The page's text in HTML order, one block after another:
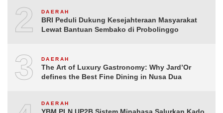
2 DAERAH
BRI Peduli Dukung Kesejahteraan Masyarakat
Lewat Bantuan Sembako di Probolinggo
3 DAERAH
The Art of Luxury Gastronomy: Why Jard’Or
defines the Best Fine Dining in Nusa Dua
DAERAH